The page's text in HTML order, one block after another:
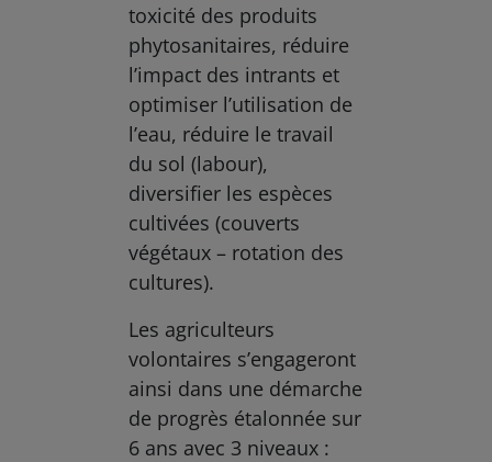
toxicité des produits
phytosanitaires, réduire
l’impact des intrants et
optimiser l’utilisation de
l’eau, réduire le travail
du sol (labour),
diversifier les espèces
cultivées (couverts
végétaux – rotation des
cultures).
Les agriculteurs
volontaires s’engageront
ainsi dans une démarche
de progrès étalonnée sur
6 ans avec 3 niveaux :